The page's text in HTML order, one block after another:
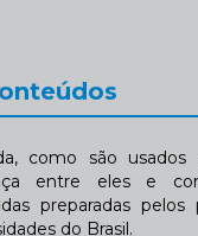
como são usados
entre eles e
preparadas
do Brasil.